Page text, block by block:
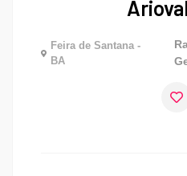
Feira de Santana -
BA